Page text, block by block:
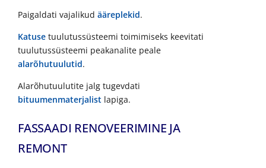
Paigaldati vajalikud ääreplekid.
Katuse tuulutussüsteemi toimimiseks keevitati
tuulutussüsteemi peakanalite peale
alarõhutuulutid.
Alarõhutuulutite jalg tugevdati
bituumenmaterjalist lapiga.
FASSAADI RENOVEERIMINE JA
REMONT